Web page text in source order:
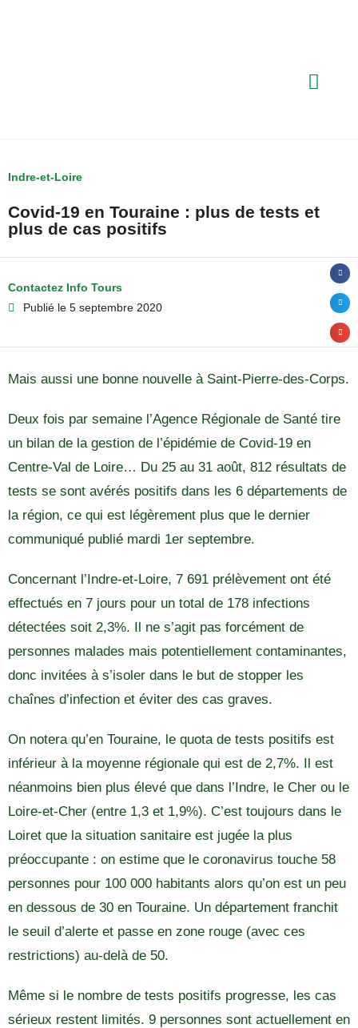
Indre-et-Loire
Covid-19 en Touraine : plus de tests et
plus de cas positifs
Contactez Info Tours
Publié le 5 septembre 2020
Mais aussi une bonne nouvelle à Saint-Pierre-des-Corps.
Deux fois par semaine l’Agence Régionale de Santé tire
un bilan de la gestion de l’épidémie de Covid-19 en
Centre-Val de Loire… Du 25 au 31 août, 812 résultats de
tests se sont avérés positifs dans les 6 départements de
la région, ce qui est légèrement plus que le dernier
communiqué publié mardi 1er septembre.
Concernant l’Indre-et-Loire, 7 691 prélèvement ont été
effectués en 7 jours pour un total de 178 infections
détectées soit 2,3%. Il ne s’agit pas forcément de
personnes malades mais potentiellement contaminantes,
donc invitées à s’isoler dans le but de stopper les
chaînes d’infection et éviter des cas graves.
On notera qu’en Touraine, le quota de tests positifs est
inférieur à la moyenne régionale qui est de 2,7%. Il est
néanmoins bien plus élevé que dans l’Indre, le Cher ou le
Loire-et-Cher (entre 1,3 et 1,9%). C’est toujours dans le
Loiret que la situation sanitaire est jugée la plus
préoccupante : on estime que le coronavirus touche 58
personnes pour 100 000 habitants alors qu’on est un peu
en dessous de 30 en Touraine. Un département franchit
le seuil d’alerte et passe en zone rouge (avec ces
restrictions) au-delà de 50.
Même si le nombre de tests positifs progresse, les cas
sérieux restent limités. 9 personnes sont actuellement en